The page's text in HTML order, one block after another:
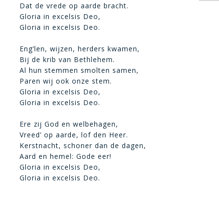
Dat de vrede op aarde bracht.
Gloria in excelsis Deo,
Gloria in excelsis Deo.
Eng’len, wijzen, herders kwamen,
Bij de krib van Bethlehem.
Al hun stemmen smolten samen,
Paren wij ook onze stem.
Gloria in excelsis Deo,
Gloria in excelsis Deo.
Ere zij God en welbehagen,
Vreed’ op aarde, lof den Heer.
Kerstnacht, schoner dan de dagen,
Aard en hemel: Gode eer!
Gloria in excelsis Deo,
Gloria in excelsis Deo.